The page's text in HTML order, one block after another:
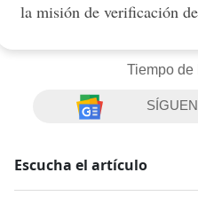
la misión de verificación
Tiempo de
Escucha el artículo